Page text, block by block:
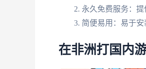
永久免费服务：提
简便易用：易于安
在非洲打国内